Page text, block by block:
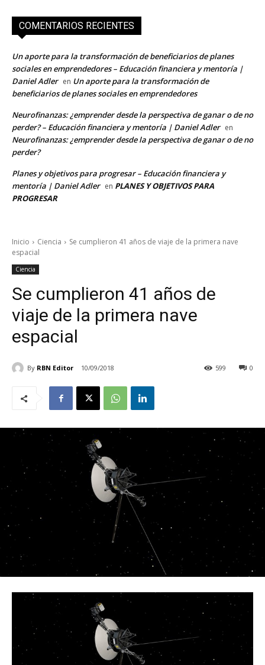
COMENTARIOS RECIENTES
Un aporte para la transformación de beneficiarios de planes
sociales en emprendedores – Educación financiera y mentoría |
Daniel Adler en Un aporte para la transformación de
beneficiarios de planes sociales en emprendedores
Neurofinanzas: ¿emprender desde la perspectiva de ganar o de no
perder? – Educación financiera y mentoría | Daniel Adler en
Neurofinanzas: ¿emprender desde la perspectiva de ganar o de no
perder?
Planes y objetivos para progresar – Educación financiera y
mentoría | Daniel Adler en PLANES Y OBJETIVOS PARA
PROGRESAR